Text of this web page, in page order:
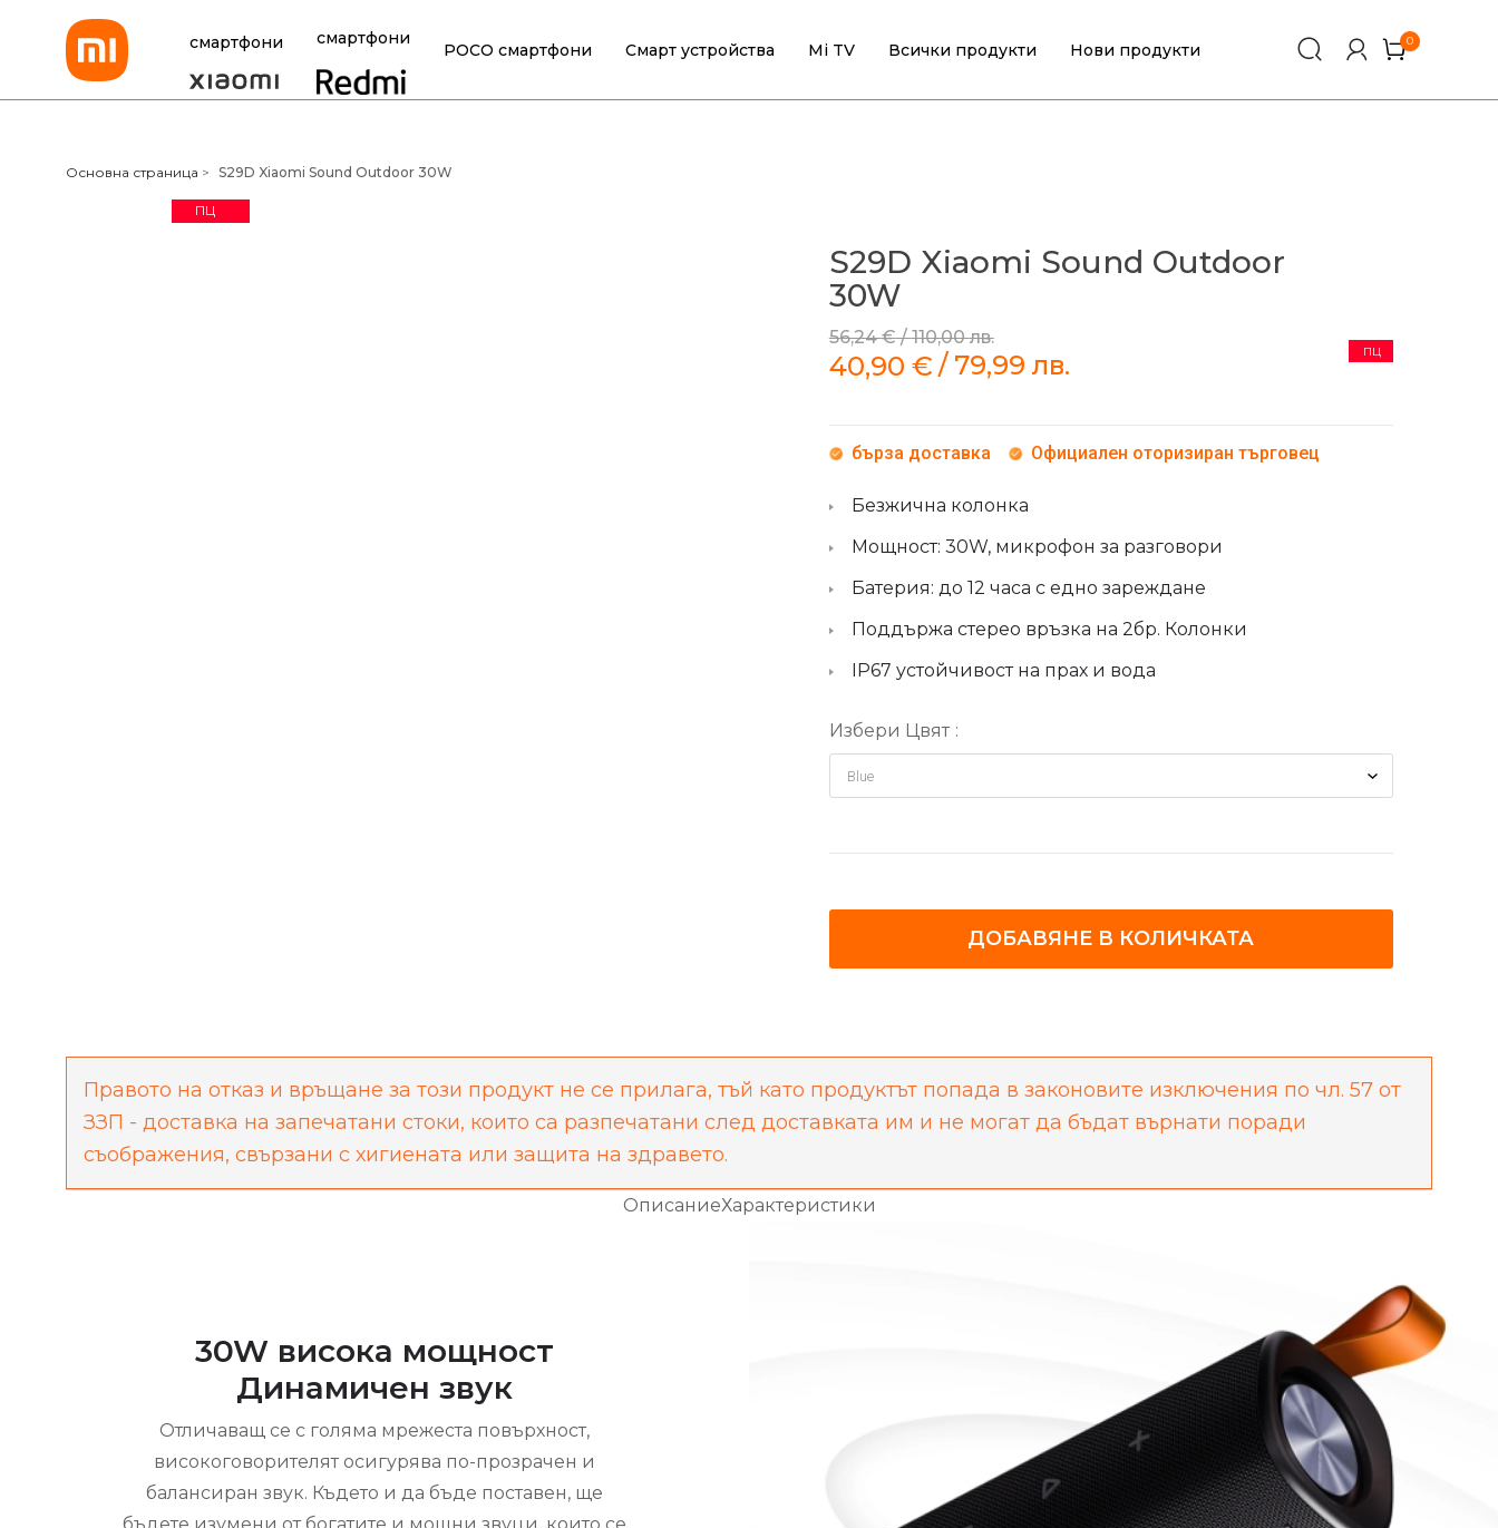
смартфони смартфони
POCO смартфони Смарт устройства Mi TV Всички продукти Нови продукти 0
Xiaomi Bulgaria
Основна страница > S29D Xiaomi Sound Outdoor 30W
ПЦ
S29D Xiaomi Sound Outdoor
30W
ПЦ
56,24€/110,00лв.
40,90 € / 79,99 лв.
бърза доставка Официален оторизиран търговец
Безжична колонка
Мощност: 30W, микрофон за разговори
Батерия: до 12 часа с едно зареждане
Поддържа стерео връзка на 2бр. Колонки
IP67 устойчивост на прах и вода
Избери Цвят
ДОБАВЯНЕ В КОЛИЧКАТА
Правото на отказ и връщане за този продукт не се прилага, тъй като продуктът попада в законовите изключения по чл. 57 от
ЗЗП - доставка на запечатани стоки, които са разпечатани след доставката им и не могат да бъдат върнати поради
съображения, свързани с хигиената или защита на здравето.
ОписаниеХарактеристики
30W висока мощност
Динамичен звук
Отличаващ се с голяма мрежеста повърхност,
високоговорителят осигурява по-прозрачен и
балансиран звук. Където и да бъде поставен, ще